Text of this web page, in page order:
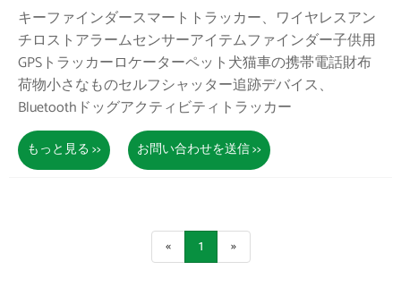
キーファインダースマートトラッカー、ワイヤレスアン
チロストアラームセンサーアイテムファインダー子供用
GPSトラッカーロケーターペット犬猫車の携帯電話財布
荷物小さなものセルフシャッター追跡デバイス、
Bluetoothドッグアクティビティトラッカー
もっと見る >> お問い合わせを送信 >>
« 1 »